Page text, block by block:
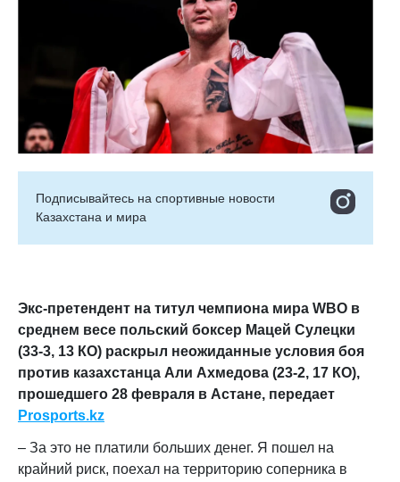
Подписывайтесь на cпортивные новости
Казахстана и мира
Экс-претендент на титул чемпиона мира WBO в
среднем весе польский боксер Мацей Сулецки
(33-3, 13 КО) раскрыл неожиданные условия боя
против казахстанца Али Ахмедова (23-2, 17 КО),
прошедшего 28 февраля в Астане, передает
Prosports.kz
– За это не платили больших денег. Я пошел на
крайний риск, поехал на территорию соперника в